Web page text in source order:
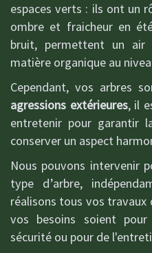
espaces verts : ils ont un
ombre et fraicheur en
bruit, permettent un
matière organique au
Cependant, vos arbres
agressions extérieures, il
entretenir pour garantir
conserver un aspect
Nous pouvons intervenir
type d’arbre,
réalisons tous vos
vos besoins soient
sécurité ou pour de